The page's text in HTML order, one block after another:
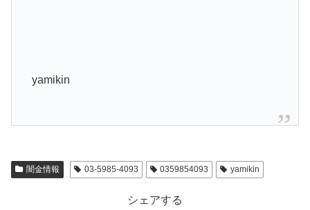
yamikin
闇金情報 03-5985-4093 0359854093 yamikin
シェアする